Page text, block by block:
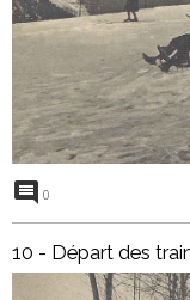
0
10 - Départ des